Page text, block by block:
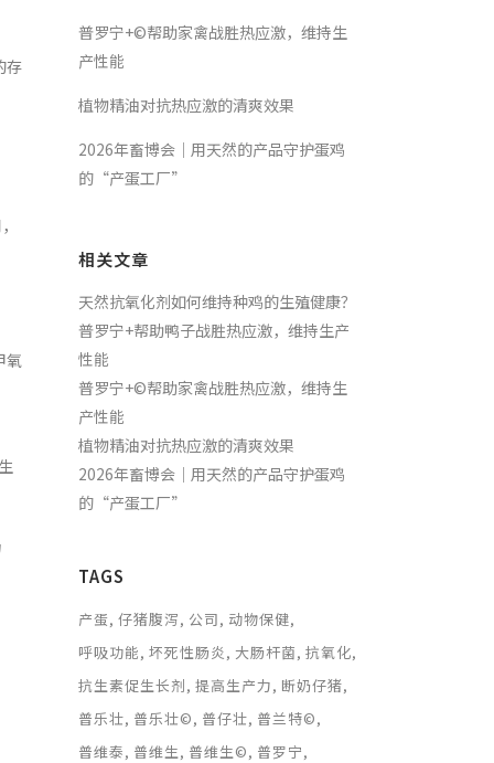
存
氧
普罗宁+©帮助家禽战胜热应激，维持生
产性能
植物精油对抗热应激的清爽效果
2026年畜博会｜用天然的产品守护蛋鸡
的“产蛋工厂”
相关文章
天然抗氧化剂如何维持种鸡的生殖健康？
普罗宁+帮助鸭子战胜热应激，维持生产
性能
普罗宁+©帮助家禽战胜热应激，维持生
产性能
植物精油对抗热应激的清爽效果
2026年畜博会｜用天然的产品守护蛋鸡
的“产蛋工厂”
TAGS
产蛋 仔猪腹泻 公司 动物保健
呼吸功能 坏死性肠炎 大肠杆菌 抗氧化
抗生素促生长剂 提高生产力 断奶仔猪
普乐壮 普乐壮© 普仔壮 普兰特©
普维泰 普维生 普维生© 普罗宁